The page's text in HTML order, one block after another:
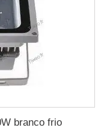
branco frio